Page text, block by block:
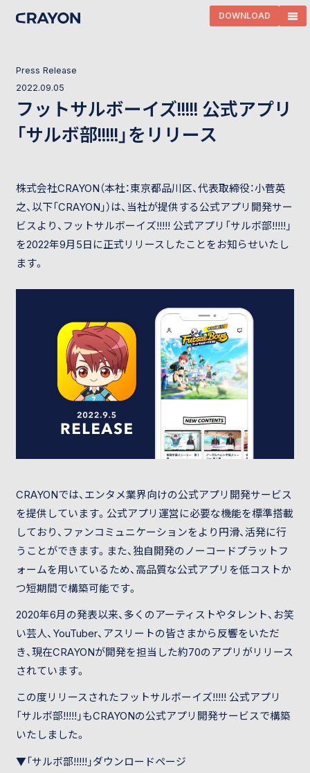
Press Release
2022.09.05
フットサルボーイズ!!!!! 公式アプリ
「サルボ部!!!!!」をリリース
株式会社CRAYON（本社：東京都品川区、代表取締役：小菅英
之、以下「CRAYON」）は、当社が提供する公式アプリ開発サー
ビスより、フットサルボーイズ!!!!! 公式アプリ「サルボ部!!!!!」
を2022年9月5日に正式リリースしたことをお知らせいたし
ます。
CRAYONでは、エンタメ業界向けの公式アプリ開発サービス
を提供しています。公式アプリ運営に必要な機能を標準搭載
しており、ファンコミュニケーションをより円滑、活発に行
うことができます。また、独自開発のノーコードプラットフ
ォームを用いているため、高品質な公式アプリを低コストか
つ短期間で構築可能です。
2020年6月の発表以来、多くのアーティストやタレント、お笑
い芸人、YouTuber、アスリートの皆さまから反響をいただ
き、現在CRAYONが開発を担当した約70のアプリがリリース
されています。
この度リリースされたフットサルボーイズ!!!!! 公式アプリ
「サルボ部!!!!!」もCRAYONの公式アプリ開発サービスで構築
いたしました。
▼「サルボ部!!!!!」ダウンロードページ
DOWNLOAD